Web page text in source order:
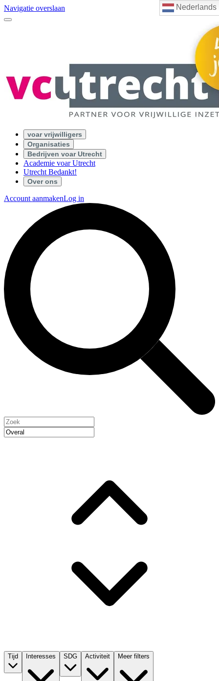
Nederlands
Navigatie overslaan
voar vrijwilligers
Organisaties
Bedrijven voar Utrecht
Academie voar Utrecht
Utrecht Bedankt!
Over ons
Account aanmakenLog in
Tijd Interesses SDG Activiteit Meer filters